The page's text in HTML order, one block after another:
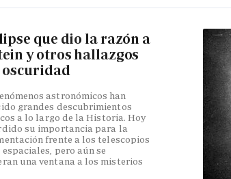
que dio la razón a
y otros hallazgos
oscuridad
astronómicos han
grandes descubrimientos
a lo largo de la Historia. Hoy
su importancia para la
frente a los telescopios
espaciales, pero aún se
una ventana a los misterios